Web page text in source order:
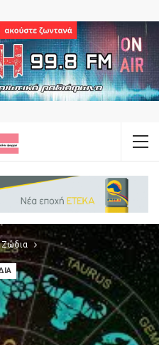
Ζώδια